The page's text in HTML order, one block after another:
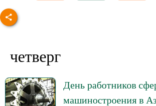
четверг
День работников
машиностроения в